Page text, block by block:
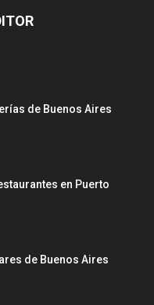
de Buenos Aires
en Puerto
de Buenos Aires